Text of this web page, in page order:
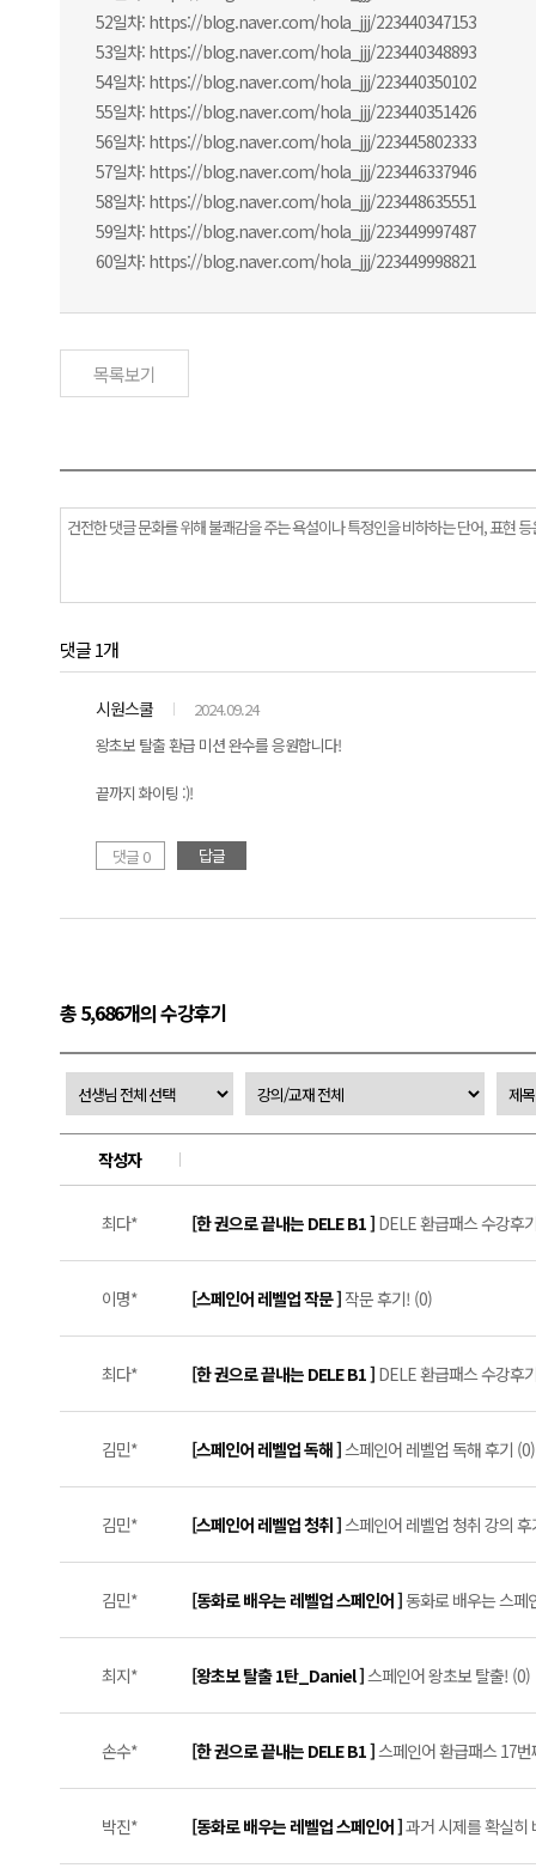
52일차: https://blog.naver.com/hola_jjj/223440347153
53일차: https://blog.naver.com/hola_jjj/223440348893
54일차: https://blog.naver.com/hola_jjj/223440350102
55일차: https://blog.naver.com/hola_jjj/223440351426
56일차: https://blog.naver.com/hola_jjj/223445802333
57일차: https://blog.naver.com/hola_jjj/223446337946
58일차: https://blog.naver.com/hola_jjj/223448635551
59일차: https://blog.naver.com/hola_jjj/223449997487
60일차: https://blog.naver.com/hola_jjj/223449998821
목록보기
댓글 1개
시원스쿨
2024.09.24
왕초보 탈출 환급 미션 완수를 응원합니다!
끝까지 화이팅 :)!
댓글 0 답글
총 5,686개의 수강후기
작성자
최다* [한 권으로 끝내는 DELE B1 ] DELE 환급패스 수강후
이명* [스페인어 레벨업 작문 ] 작문 후기! (0)
최다* [한 권으로 끝내는 DELE B1 ] DELE 환급패스 수강후
김민* [스페인어 레벨업 독해 ]스페인어 레벨업 독해 후기 (0)
김민* [스페인어 레벨업 청취 ]스페인어 레벨업 청취 강의 후
김민* [동화로 배우는 레벨업 스페인어 ]동화로 배우는 스페
최지* [왕초보 탈출 1탄_Daniel ]스페인어 왕초보 탈출! (0)
손수* [한 권으로 끝내는 DELE B1 ]스페인어 환급패스 17
박진* [동화로 배우는 레벨업 스페인어 ]과거 시제를 확실히